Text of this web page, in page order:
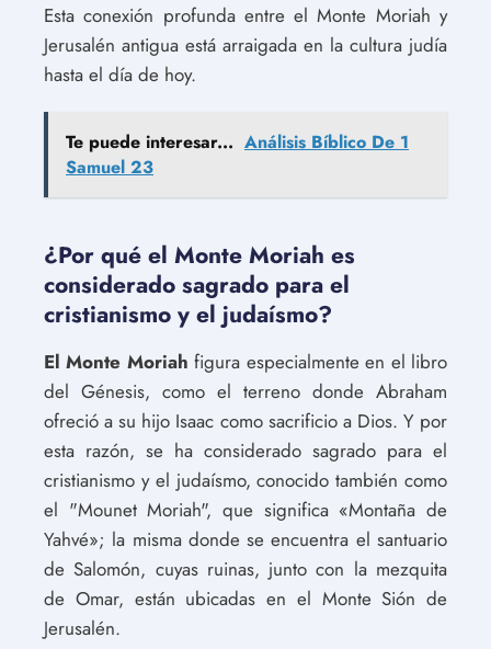
Esta conexión profunda entre el Monte Moriah y
Jerusalén antigua está arraigada en la cultura judía
hasta el día de hoy.
Te puede interesar... Análisis Bíblico De 1
Samuel 23
¿Por qué el Monte Moriah es
considerado sagrado para el
cristianismo y el judaísmo?
El Monte Moriah figura especialmente en el libro
del Génesis, como el terreno donde Abraham
ofreció a su hijo Isaac como sacrificio a Dios. Y por
esta razón, se ha considerado sagrado para el
cristianismo y el judaísmo, conocido también como
el "Mounet Moriah", que significa «Montaña de
Yahvé»; la misma donde se encuentra el santuario
de Salomón, cuyas ruinas, junto con la mezquita
de Omar, están ubicadas en el Monte Sión de
Jerusalén.